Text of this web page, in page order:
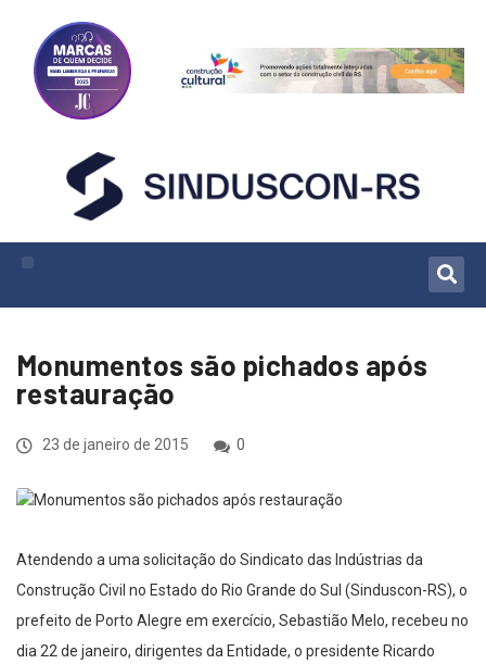
Monumentos são pichados após
restauração
23 de janeiro de 2015 0
Atendendo a uma solicitação do Sindicato das Indústrias da
Construção Civil no Estado do Rio Grande do Sul (Sinduscon-RS), o
prefeito de Porto Alegre em exercício, Sebastião Melo, recebeu no
dia 22 de janeiro, dirigentes da Entidade, o presidente Ricardo